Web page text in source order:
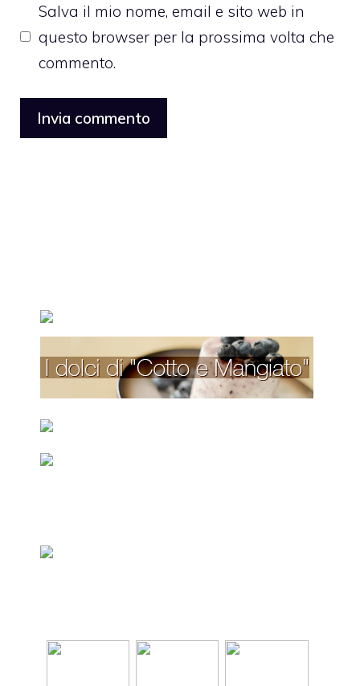
Salva il mio nome, email e sito web in
questo browser per la prossima volta che
commento.